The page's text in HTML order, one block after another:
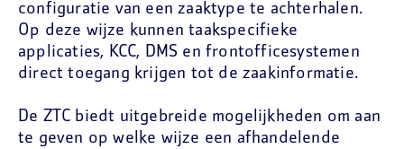
configuratie van een zaaktype te achterhalen.
Op deze wijze kunnen taakspecifieke
applicaties, KCC, DMS en frontofficesystemen
direct toegang krijgen tot de zaakinformatie.
De ZTC biedt uitgebreide mogelijkheden om aan
te geven op welke wijze een afhandelende